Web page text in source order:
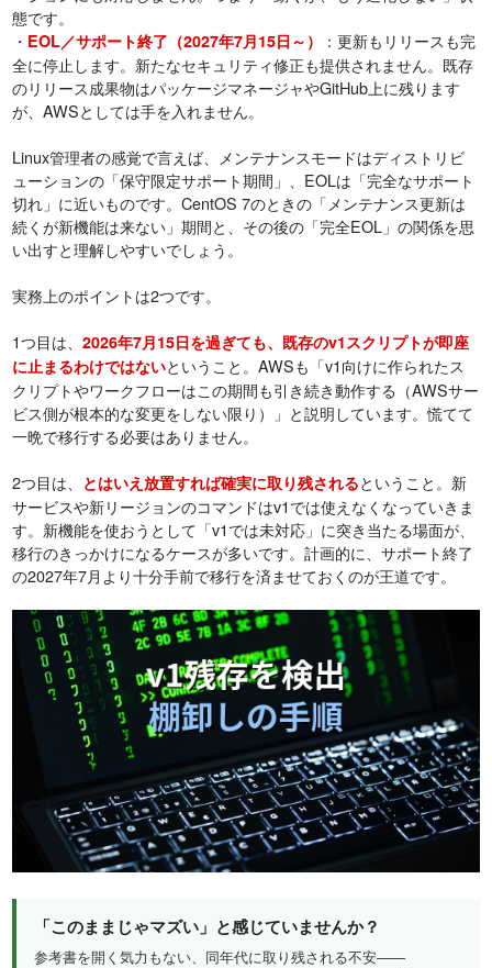
態です。
・ EOL／サポート終了（2027年7月15日～）
：更新もリリースも完
全に停止します。新たなセキュリティ修正も提供されません。既存
のリリース成果物はパッケージマネージャやGitHub上に残ります
が、AWSとしては手を入れません。
Linux管理者の感覚で言えば、メンテナンスモードはディストリビ
ューションの「保守限定サポート期間」、EOLは「完全なサポート
切れ」に近いものです。CentOS 7のときの「メンテナンス更新は
続くが新機能は来ない」期間と、その後の「完全EOL」の関係を思
い出すと理解しやすいでしょう。
実務上のポイントは2つです。
1つ目は、2026年7月15日を過ぎても、既存のv1スクリプトが即座
に止まるわけではないということ。AWSも「v1向けに作られたス
クリプトやワークフローはこの期間も引き続き動作する（AWSサー
ビス側が根本的な変更をしない限り）」と説明しています。慌てて
一晩で移行する必要はありません。
2つ目は、
とはいえ放置すれば確実に取り残されるということ。新
サービスや新リージョンのコマンドはv1では使えなくなっていきま
す。新機能を使おうとして「v1では未対応」に突き当たる場面が、
移行のきっかけになるケースが多いです。計画的に、サポート終了
の2027年7月より十分手前で移行を済ませておくのが王道です。
「このままじゃマズい」と感じていませんか？
参考書を開く気力もない、同年代に取り残される不安——